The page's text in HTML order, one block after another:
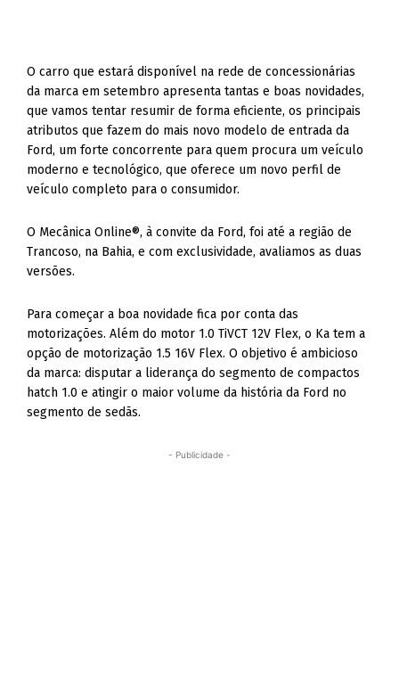
O carro que estará disponível na rede de concessionárias
da marca em setembro apresenta tantas e boas novidades,
que vamos tentar resumir de forma eficiente, os principais
atributos que fazem do mais novo modelo de entrada da
Ford, um forte concorrente para quem procura um veículo
moderno e tecnológico, que oferece um novo perfil de
veículo completo para o consumidor.
O Mecânica Online®, à convite da Ford, foi até a região de
Trancoso, na Bahia, e com exclusividade, avaliamos as duas
versões.
Para começar a boa novidade fica por conta das
motorizações. Além do motor 1.0 TiVCT 12V Flex, o Ka tem a
opção de motorização 1.5 16V Flex. O objetivo é ambicioso
da marca: disputar a liderança do segmento de compactos
hatch 1.0 e atingir o maior volume da história da Ford no
segmento de sedãs.
- Publicidade -